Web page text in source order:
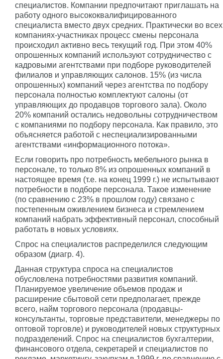
специалистов. Компании предпочитают приглашать на
работу одного высококвалифицированного
специалиста вместо двух средних. Практически во всех
компаниях-участниках процесс смены персонала
происходил активно весь текущий год. При этом 40%
опрошенных компаний используют сотрудничество с
кадровыми агентствами при подборе руководителей
филиалов и управляющих салонов. 15% (из числа
опрошенных) компаний через агентства по подбору
персонала полностью комплектуют салоны (от
управляющих до продавцов торгового зала). Около
20% компаний остались недовольны сотрудничеством
с компаниями по подбору персонала. Как правило, это
объясняется работой с неспециализированными
агентствами «информационного потока».
Если говорить про потребность мебельного рынка в
персонале, то только 8% из опрошенных компаний в
настоящее время (т.е. на конец 1999 г.) не испытывают
потребности в подборе персонала. Такое изменение
(по сравнению с 23% в прошлом году) связано с
постепенным оживлением бизнеса и стремлением
компаний набрать эффективный персонал, способный
работать в новых условиях.
Спрос на специалистов распределился следующим
образом (диагр. 4).
Данная структура спроса на специалистов
обусловлена потребностями развития компаний.
Планируемое увеличение объемов продаж и
расширение сбытовой сети предполагает, прежде
всего, найм торгового персонала (продавцы-
консультанты, торговые представители, менеджеры по
оптовой торговле) и руководителей новых структурных
подразделений. Спрос на специалистов бухгалтерии,
финансового отдела, секретарей и специалистов по